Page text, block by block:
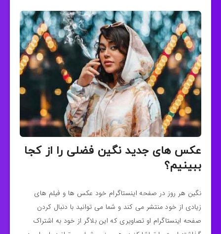
عکس های جدید نگین فضلی را از کجا
ببینیم؟
نگین هر روز در صفحه اینستاگرام خود عکس ها و فیلم های
زیادی از خود منتشر می کند و شما می توانید با دنبال کردن
صفحه اینستاگرام او تصاویری که این بلاگر از خود به اشتراک